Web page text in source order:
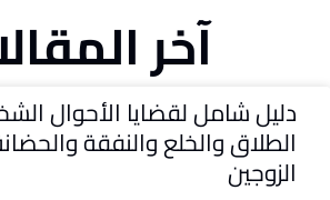
آخر
دليل شامل لقضايا الأحوال
الطلاق والخلع والنفقة
الزوجين